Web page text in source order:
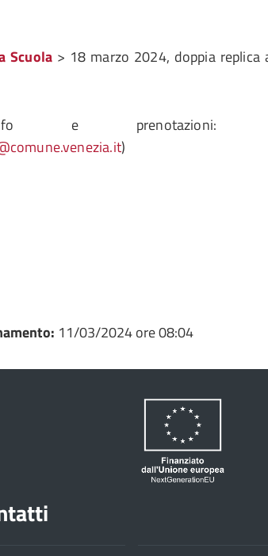
Scuola > 18 marzo 2024, doppia replica
e prenotazioni:
)
11/03/2024 ore 08:04